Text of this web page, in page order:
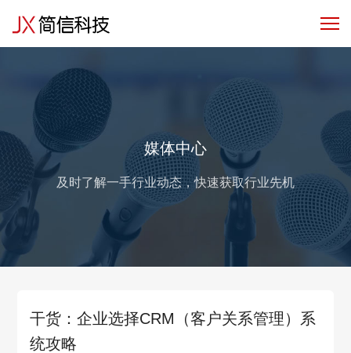
客户与
媒体中心
及时了解一手行业动态，快速获取行业先机
干货：企业选择CRM（客户关系管理）系
统攻略